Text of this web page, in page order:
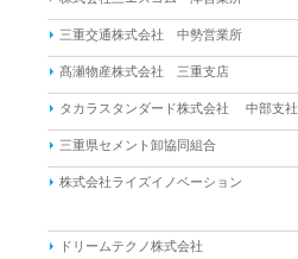
三重交通株式会社 中勢営業所
髙瀬物産株式会社 三重支店
タカラスタンダード株式会社 中部支社
三重県セメント卸協同組合
株式会社ライズイノベーション
ドリームテクノ株式会社